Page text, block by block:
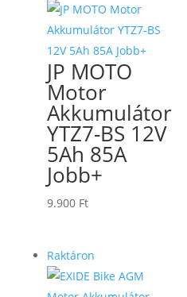
JP MOTO
Motor
Akkumulátor
YTZ7-BS 12V
5Ah 85A
Jobb+
9.900 Ft
Raktáron